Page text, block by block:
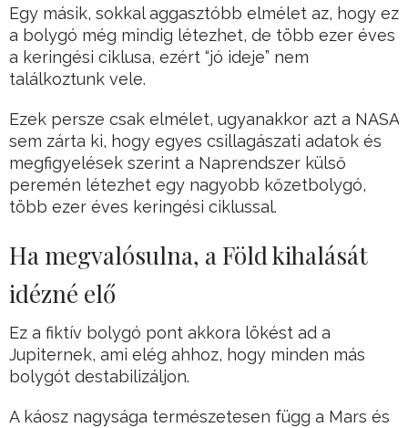
Egy másik, sokkal aggasztóbb elmélet az, hogy ez
a bolygó még mindig létezhet, de több ezer éves
a keringési ciklusa, ezért “jó ideje” nem
találkoztunk vele.
Ezek persze csak elmélet, ugyanakkor azt a NASA
sem zárta ki, hogy egyes csillagászati adatok és
megfigyelések szerint a Naprendszer külső
peremén létezhet egy nagyobb kőzetbolygó,
több ezer éves keringési ciklussal.
Ha megvalósulna, a Föld kihalását
idézné elő
Ez a fiktív bolygó pont akkora lökést ad a
Jupiternek, ami elég ahhoz, hogy minden más
bolygót destabilizáljon.
A káosz nagysága természetesen függ a Mars és